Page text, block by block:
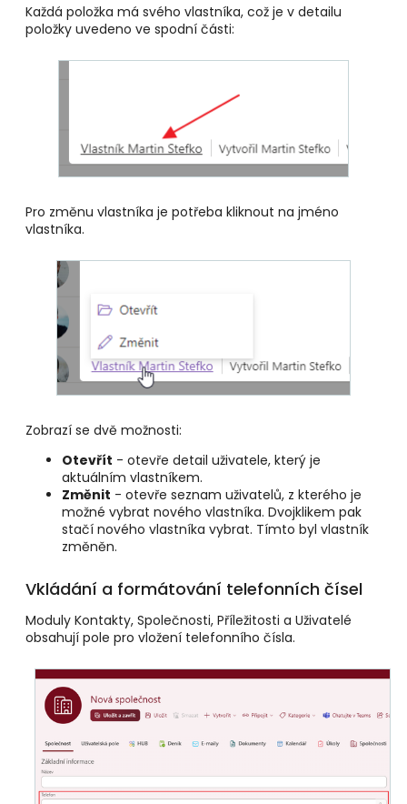
Každá položka má svého vlastníka, což je v detailu
položky uvedeno ve spodní části:
Pro změnu vlastníka je potřeba kliknout na jméno
vlastníka.
Zobrazí se dvě možnosti:
Otevřít - otevře detail uživatele, který je
aktuálním vlastníkem.
Změnit - otevře seznam uživatelů, z kterého je
možné vybrat nového vlastníka. Dvojklikem pak
stačí nového vlastníka vybrat. Tímto byl vlastník
změněn.
Vkládání a formátování telefonních čísel
Moduly Kontakty, Společnosti, Příležitosti a Uživatelé
obsahují pole pro vložení telefonního čísla.